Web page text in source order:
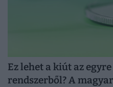
Ez lehet a kiút az
rendszerből? A